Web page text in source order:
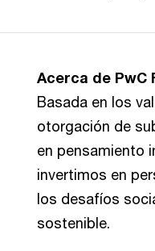
Acerca de PwC
Basada en los
otorgación de
en pensamiento
invertimos en
los desafíos
sostenible.